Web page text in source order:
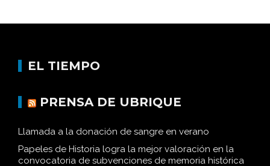
EL TIEMPO
PRENSA DE UBRIQUE
Llamada a la donación de sangre en verano
Papeles de Historia logra la mejor valoración en la
convocatoria de subvenciones de memoria histórica